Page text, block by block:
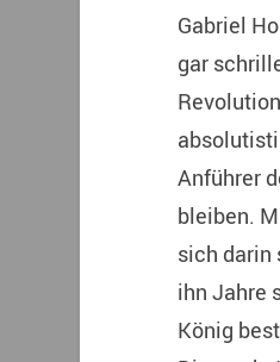
Gabriel
gar
Anführer
bleiben.
sich darin
ihn Jahre
König